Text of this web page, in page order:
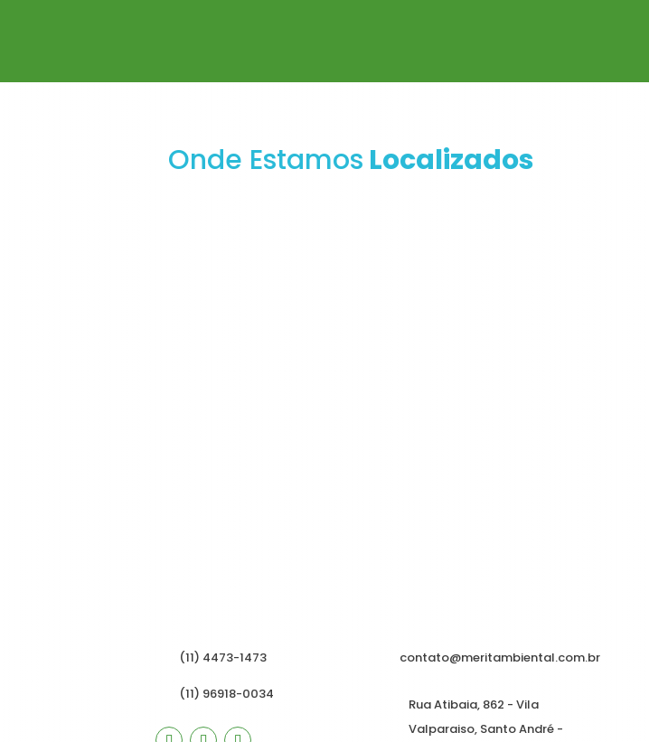
Onde Estamos Localizados
(11) 4473-1473
(11) 96918-0034
contato@meritambiental.com.br
Rua Atibaia, 862 - Vila
Valparaiso, Santo André -